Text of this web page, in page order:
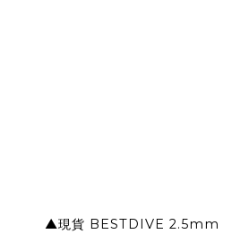
▲現貨 BESTDIVE 2.5mm